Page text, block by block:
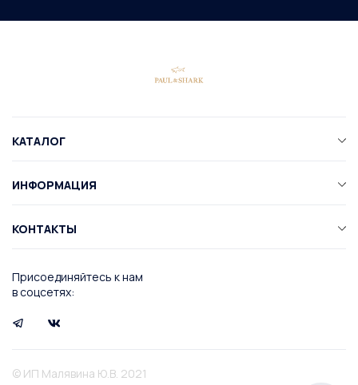
Присоединяйтесь к нам
в соцсетях:
КАТАЛОГ
ИНФОРМАЦИЯ
КОНТАКТЫ
© ИП Малявина Ю.В. 2021